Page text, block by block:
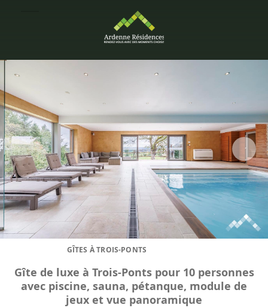
GÎTES À TROIS-PONTS
Gîte de luxe à Trois-Ponts pour 10 personnes
avec piscine, sauna, pétanque, module de
jeux et vue panoramique